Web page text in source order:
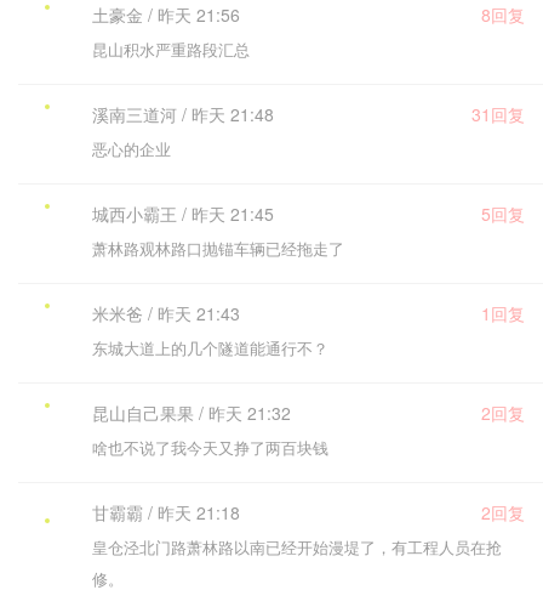
土豪金 / 昨天 21:56 8回复
昆山积水严重路段汇总
溪南三道河 / 昨天 21:48 31回复
恶心的企业
城西小霸王 / 昨天 21:45 5回复
萧林路观林路口抛锚车辆已经拖走了
米米爸 / 昨天 21:43 1回复
东城大道上的几个隧道能通行不？
昆山自己果果 / 昨天 21:32 2回复
啥也不说了我今天又挣了两百块钱
甘霸霸 / 昨天 21:18 2回复
皇仓泾北门路萧林路以南已经开始漫堤了，有工程人员在抢
修。